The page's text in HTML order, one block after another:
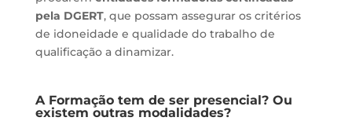
pela DGERT, que possam assegurar os critérios
de idoneidade e qualidade do trabalho de
qualificação a dinamizar.
A Formação tem de ser presencial? Ou
existem outras modalidades?